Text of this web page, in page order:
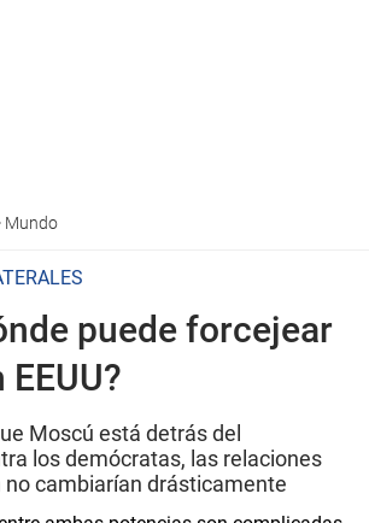
Mundo
puede forcejear
Moscú está detrás del
los demócratas, las relaciones
no cambiarían drásticamente